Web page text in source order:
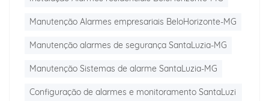
Manutenção Alarmes empresariais BeloHorizonte-MG
Manutenção alarmes de segurança SantaLuzia-MG
Manutenção Sistemas de alarme SantaLuzia-MG
Configuração de alarmes e monitoramento SantaLuzi